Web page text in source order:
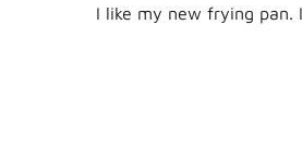
I like my new frying pan.